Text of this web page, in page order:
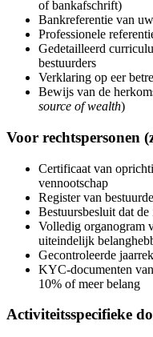
of bankafschrift)
Bankreferentie van
Professionele
Gedetailleerd
bestuurders
Verklaring op eer
Bewijs van de
source of wealth)
Voor rechtspersonen
Certificaat van
vennootschap
Register van
Bestuursbesluit dat
Volledig organogram
uiteindelijk
Gecontroleerde
KYC-documenten
10% of meer belang
Activiteitsspecifieke